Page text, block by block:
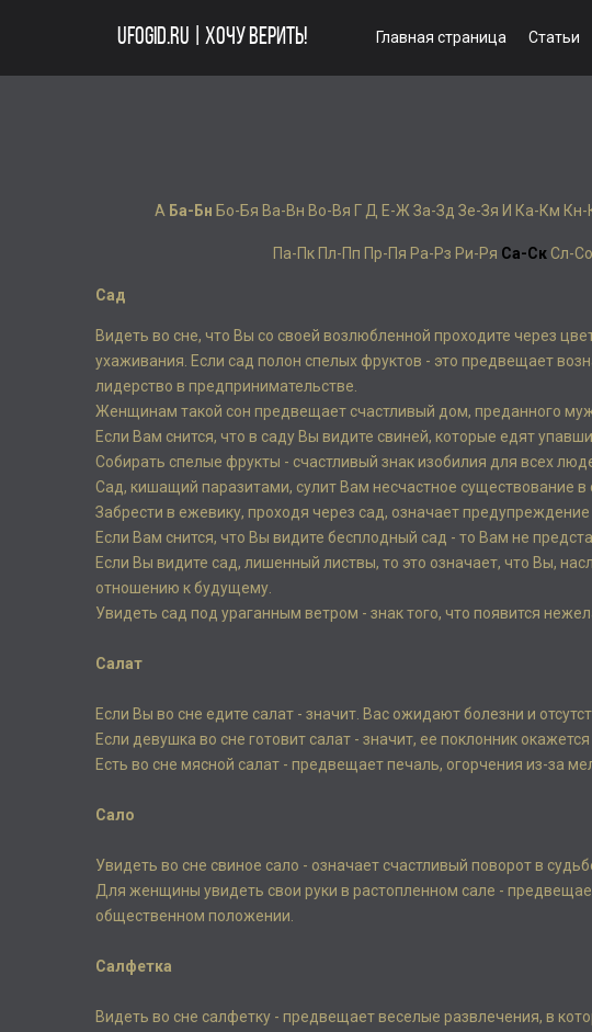
UFOGID.RU | ХОЧУ ВЕРИТЬ! Главная страница Статьи
А Ба-Бн Бо-Бя Ва-Вн Во-Вя Г Д Е-Ж За-Зд Зе-Зя И Ка-Км Кн-
Па-Пк Пл-Пп Пр-Пя Ра-Рз Ри-Ря Са-Ск Сл-Со
Сад
Видеть во сне, что Вы со своей возлюбленной проходите через
ухаживания. Если сад полон спелых фруктов - это предвещает
лидерство в предпринимательстве.
Женщинам такой сон предвещает счастливый дом, преданного
Если Вам снится, что в саду Вы видите свиней, которые едят
Собирать спелые фрукты - счастливый знак изобилия для всех
Сад, кишащий паразитами, сулит Вам несчастное существование в
Забрести в ежевику, проходя через сад, означает
Если Вам снится, что Вы видите бесплодный сад - то Вам не
Если Вы видите сад, лишенный листвы, то это означает, что Вы,
отношению к будущему.
Увидеть сад под ураганным ветром - знак того, что появится
Салат
Если Вы во сне едите салат - значит. Вас ожидают болезни и
Если девушка во сне готовит салат - значит, ее поклонник
Есть во сне мясной салат - предвещает печаль, огорчения из-за
Сало
Увидеть во сне свиное сало - означает счастливый поворот в
Для женщины увидеть свои руки в растопленном сале -
общественном положении.
Салфетка
Видеть во сне салфетку - предвещает веселые развлечения, в